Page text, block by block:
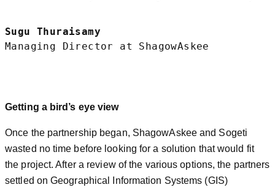
Sugu Thuraisamy
Managing Director at ShagowAskee
Getting a bird’s eye view
Once the partnership began, ShagowAskee and Sogeti
wasted no time before looking for a solution that would fit
the project. After a review of the various options, the partners
settled on Geographical Information Systems (GIS)